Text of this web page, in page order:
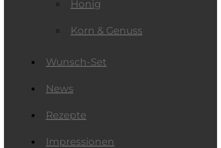
Honig
Korn & Genuss
Wunsch-Set
News
Rezepte
Impressionen